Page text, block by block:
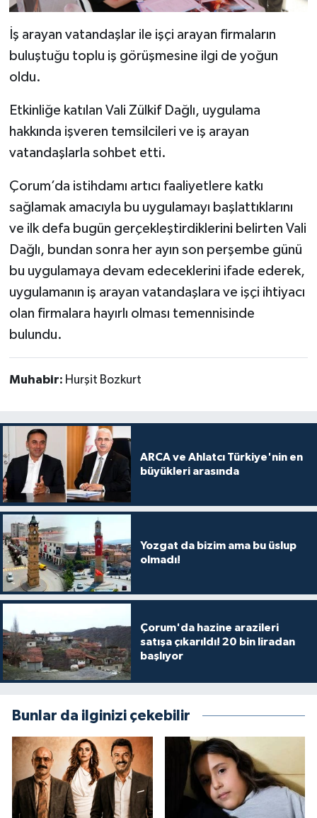
İş arayan vatandaşlar ile işçi arayan firmaların
buluştuğu toplu iş görüşmesine ilgi de yoğun
oldu.
Etkinliğe katılan Vali Zülkif Dağlı, uygulama
hakkında işveren temsilcileri ve iş arayan
vatandaşlarla sohbet etti.
Çorum’da istihdamı artıcı faaliyetlere katkı
sağlamak amacıyla bu uygulamayı başlattıklarını
ve ilk defa bugün gerçekleştirdiklerini belirten Vali
Dağlı, bundan sonra her ayın son perşembe günü
bu uygulamaya devam edeceklerini ifade ederek,
uygulamanın iş arayan vatandaşlara ve işçi ihtiyacı
olan firmalara hayırlı olması temennisinde
bulundu.
Muhabir: Hurşit Bozkurt
ARCA ve Ahlatcı Türkiye'nin en
büyükleri arasında
Yozgat da bizim ama bu üslup
olmadı!
Çorum'da hazine arazileri
satışa çıkarıldı! 20 bin liradan
başlıyor
Bunlar da ilginizi çekebilir